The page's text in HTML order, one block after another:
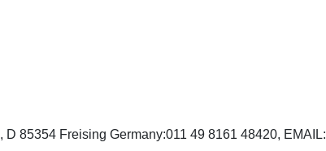
85354 Freising Germany:011 49 8161 48420, EMAIL: